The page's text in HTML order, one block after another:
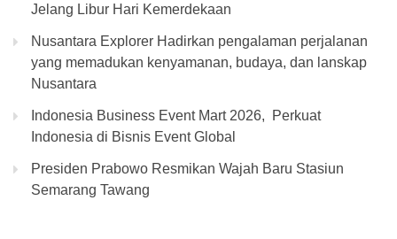
Jelang Libur Hari Kemerdekaan
Nusantara Explorer Hadirkan pengalaman perjalanan
yang memadukan kenyamanan, budaya, dan lanskap
Nusantara
Indonesia Business Event Mart 2026, Perkuat
Indonesia di Bisnis Event Global
Presiden Prabowo Resmikan Wajah Baru Stasiun
Semarang Tawang